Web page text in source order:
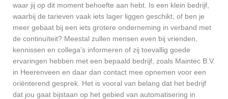
waar jij op dit moment behoefte aan hebt. Is een klein bedrijf,
waarbij de tarieven vaak iets lager liggen geschikt, of ben je
meer gebaat bij een iets grotere onderneming in verband met
de continuïteit? Meestal zullen mensen even bij vrienden,
kennissen en collega’s informeren of zij toevallig goede
ervaringen hebben met een bepaald bedrijf, zoals Maintec B.V.
in Heerenveen en daar dan contact mee opnemen voor een
oriënterend gesprek. Het is vooral van belang dat het bedrijf
dat jou gaat bijstaan op het gebied van automatisering in